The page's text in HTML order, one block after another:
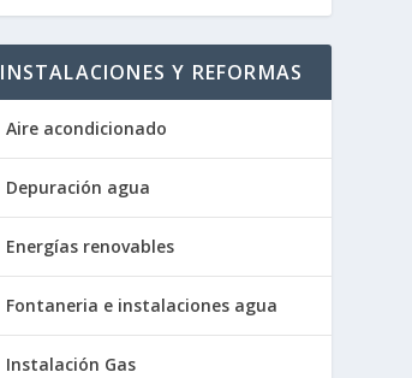
INSTALACIONES Y REFORMAS
Aire acondicionado
Depuración agua
Energías renovables
Fontaneria e instalaciones agua
Instalación Gas